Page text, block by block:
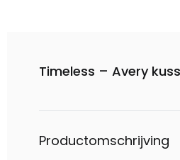
Timeless – Avery
Productomschrijving